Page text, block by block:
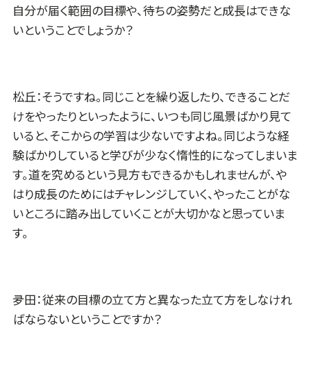
自分が届く範囲の目標や、待ちの姿勢だと成長はできな
いということでしょうか？
松丘：そうですね。同じことを繰り返したり、できることだ
けをやったりといったように、いつも同じ風景ばかり見て
いると、そこからの学習は少ないですよね。同じような経
験ばかりしていると学びが少なく惰性的になってしまいま
す。道を究めるという見方もできるかもしれませんが、や
はり成長のためにはチャレンジしていく、やったことがな
いところに踏み出していくことが大切かなと思っていま
す。
夛田：従来の目標の立て方と異なった立て方をしなけれ
ばならないということですか？